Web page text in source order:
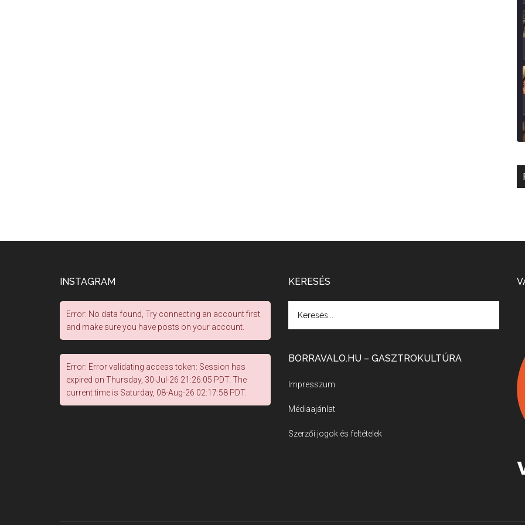
INSTAGRAM
Error: No data found, Try connecting an account first
and make sure you have posts on your account.
Error: Error validating access token: Session has
expired on Thursday, 30-Jul-26 21:26:05 PDT. The
current time is Saturday, 08-Aug-26 02:17:58 PDT.
KERESÉS
BORRAVALO.HU – GASZTROKULTÚRA
Impresszum
Médiaajánlat
Szerzői jogok és feltételek